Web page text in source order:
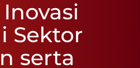
Sektor
serta